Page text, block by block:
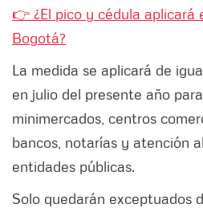
👉 ¿El pico y cédula aplicará
Bogotá?
La medida se aplicará de
en julio del presente año
minimercados, centros
bancos, notarías y atención
entidades públicas.
Solo quedarán exceptuados